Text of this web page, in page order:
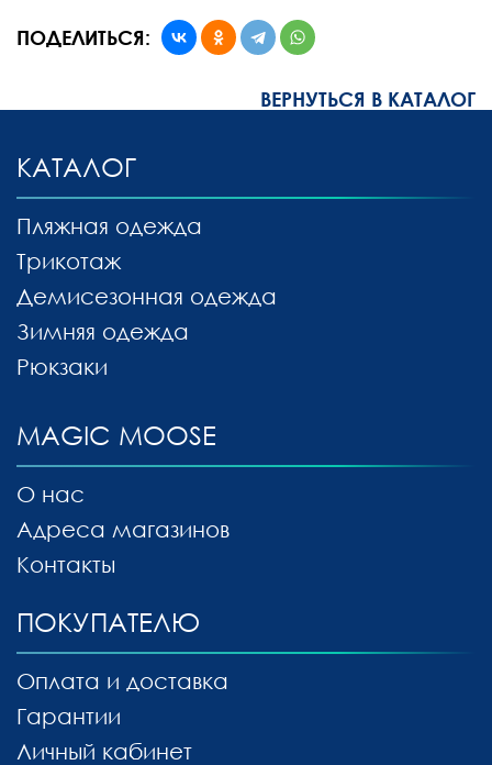
ПОДЕЛИТЬСЯ:
ВЕРНУТЬСЯ В КАТАЛОГ
MAGIC MOOSE
О нас
Адреса магазинов
Контакты
КАТАЛОГ
Пляжная одежда
Трикотаж
Демисезонная одежда
Зимняя одежда
Рюкзаки
ПОКУПАТЕЛЮ
Оплата и доставка
Гарантии
Личный кабинет